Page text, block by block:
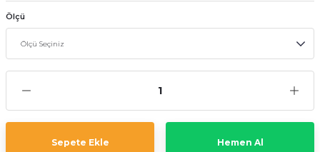
Ölçü
Sepete Ekle Hemen Al